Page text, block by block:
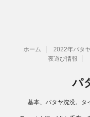
ホーム 2022年パタ
夜遊び情報
パ
基本、パタヤ沈没。タ